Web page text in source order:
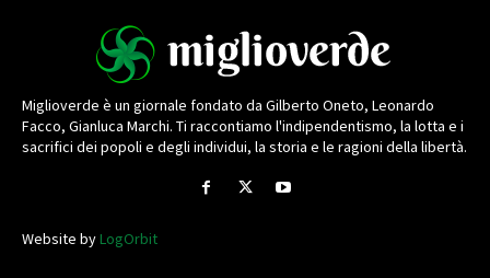
Miglioverde è un giornale fondato da Gilberto Oneto, Leonardo
Facco, Gianluca Marchi. Ti raccontiamo l'indipendentismo, la lotta e i
sacrifici dei popoli e degli individui, la storia e le ragioni della libertà.
Website byLogOrbit